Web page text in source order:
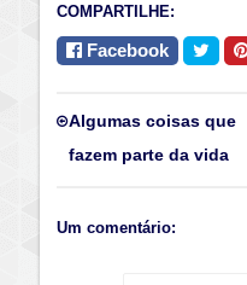
COMPARTILHE:
Facebook
Algumas coisas que
fazem parte da vida
Um comentário: